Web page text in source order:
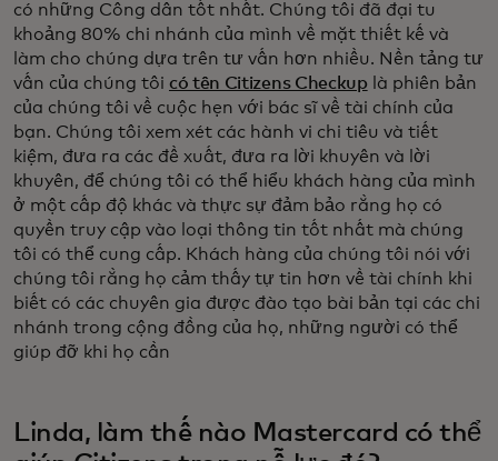
có những Công dân tốt nhất. Chúng tôi đã đại tu
khoảng 80% chi nhánh của mình về mặt thiết kế và
làm cho chúng dựa trên tư vấn hơn nhiều. Nền tảng tư
vấn của chúng tôi có tên Citizens Checkup là phiên bản
của chúng tôi về cuộc hẹn với bác sĩ về tài chính của
bạn. Chúng tôi xem xét các hành vi chi tiêu và tiết
kiệm, đưa ra các đề xuất, đưa ra lời khuyên và lời
khuyên, để chúng tôi có thể hiểu khách hàng của mình
ở một cấp độ khác và thực sự đảm bảo rằng họ có
quyền truy cập vào loại thông tin tốt nhất mà chúng
tôi có thể cung cấp. Khách hàng của chúng tôi nói với
chúng tôi rằng họ cảm thấy tự tin hơn về tài chính khi
biết có các chuyên gia được đào tạo bài bản tại các chi
nhánh trong cộng đồng của họ, những người có thể
giúp đỡ khi họ cần
Linda, làm thế nào Mastercard có thể